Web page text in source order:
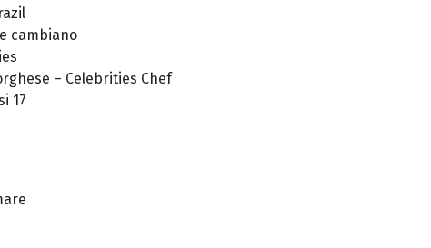
cambiano
– Celebrities Chef
17